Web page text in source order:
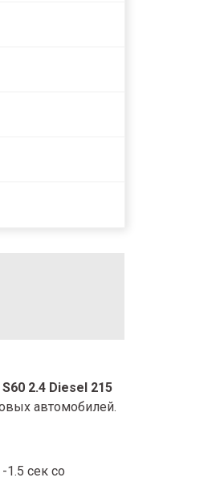
2.4 Diesel 215
автомобилей.
1.5 сек со